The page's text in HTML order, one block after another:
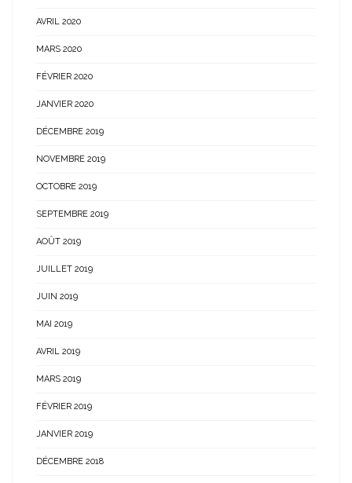
AVRIL 2020
MARS 2020
FÉVRIER 2020
JANVIER 2020
DÉCEMBRE 2019
NOVEMBRE 2019
OCTOBRE 2019
SEPTEMBRE 2019
AOÛT 2019
JUILLET 2019
JUIN 2019
MAI 2019
AVRIL 2019
MARS 2019
FÉVRIER 2019
JANVIER 2019
DÉCEMBRE 2018